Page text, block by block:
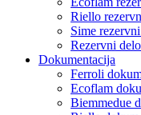
Riello
Sime
Rezervni
Dokumentacija
Ferroli
Ecoflam
Biemmedue